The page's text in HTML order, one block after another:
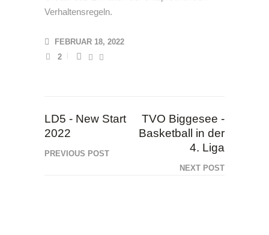
Verhaltensregeln.
FEBRUAR 18, 2022
2
LD5 - New Start
2022
PREVIOUS POST
TVO Biggesee -
Basketball in der
4. Liga
NEXT POST